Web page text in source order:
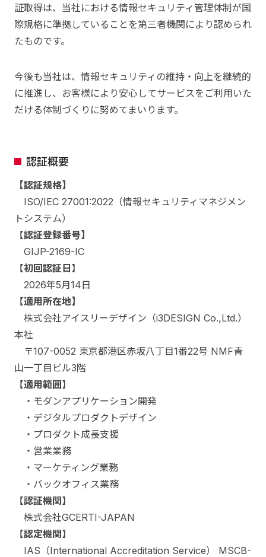
証取得は、当社における情報セキュリティ管理体制が国
際規格に準拠していることを第三者機関により認められ
たものです。
今後も当社は、情報セキュリティの維持・向上を継続的
に推進し、お客様により安心してサービスをご利用いた
だける体制づくりに努めてまいります。
認証概要
【認証規格】
ISO/IEC 27001:2022（情報セキュリティマネジメン
トシステム）
【認証登録番号】
GIJP-2169-IC
【初回認証日】
2026年5月14日
【適用所在地】
株式会社アイスリーデザイン（i3DESIGN Co.,Ltd.）
本社
〒107-0052 東京都港区赤坂八丁目1番22号 NMF青
山一丁目ビル3階
【適用範囲】
・モダンアプリケーション開発
・デジタルプロダクトデザイン
・プロダクト成長支援
・営業業務
・マーケティング業務
・バックオフィス業務
【認証機関】
株式会社GCERTI-JAPAN
【認定機関】
IAS（International Accreditation Service） MSCB-